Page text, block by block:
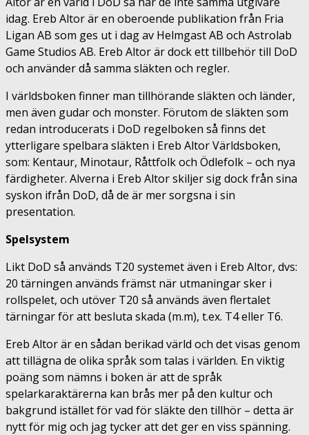
idag. Ereb Altor är en oberoende publikation från Fria
Ligan AB som ges ut i dag av Helmgast AB och Astrolab
Game Studios AB. Ereb Altor är dock ett tillbehör till DoD
och använder då samma släkten och regler.
I världsboken finner man tillhörande släkten och länder,
men även gudar och monster. Förutom de släkten som
redan introducerats i DoD regelboken så finns det
ytterligare spelbara släkten i Ereb Altor Världsboken,
som: Kentaur, Minotaur, Råttfolk och Ödlefolk – och nya
färdigheter. Alverna i Ereb Altor skiljer sig dock från sina
syskon ifrån DoD, då de är mer sorgsna i sin
presentation.
Spelsystem
Likt DoD så används T20 systemet även i Ereb Altor, dvs:
20 tärningen används främst när utmaningar sker i
rollspelet, och utöver T20 så används även flertalet
tärningar för att besluta skada (m.m), t.ex. T4 eller T6.
Ereb Altor är en sådan berikad värld och det visas genom
att tillägna de olika språk som talas i världen. En viktig
poäng som nämns i boken är att de språk
spelarkaraktärerna kan brås mer på den kultur och
bakgrund istället för vad för släkte den tillhör – detta är
nytt för mig och jag tycker att det ger en viss spänning.